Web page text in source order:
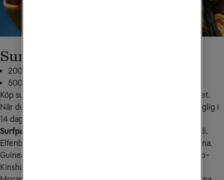
Surfpaket Afrika
200 MB för 249 kr: skicka
500 MB för 349 kr: skicka
Köp surfpaketet tidigast 30 dagar innan du vill använda det.
När du börjar använda den extra surfmängden den tillgänglig i
14 dagar.
Surfpaket Afrika gäller i följande länder:
Algeriet, Burundi,
Elfenbenskusten, Egypten, Ekvatorialguinea, Gambia, Ghana,
Guinea, Guinea-Bissau, Kamerun, Kap Verde, Kenya, Kongo-
Kinshasa, Malawi, Marocko, Mauretanien, Mauritius,